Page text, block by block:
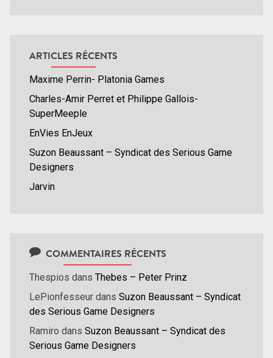
ARTICLES RÉCENTS
Maxime Perrin- Platonia Games
Charles-Amir Perret et Philippe Gallois-
SuperMeeple
EnVies EnJeux
Suzon Beaussant – Syndicat des Serious Game
Designers
Jarvin
COMMENTAIRES RÉCENTS
Thespios dans Thebes – Peter Prinz
LePionfesseur dans Suzon Beaussant – Syndicat
des Serious Game Designers
Ramiro dans Suzon Beaussant – Syndicat des
Serious Game Designers